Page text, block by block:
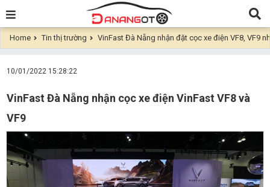
Home Tin thị trường VinFast Đà Nẵng nhận đặt cọc xe điện VF8, VF9
10/01/2022 15:28:22
VinFast Đà Nẵng nhận cọc xe điện VinFast VF8 và
VF9